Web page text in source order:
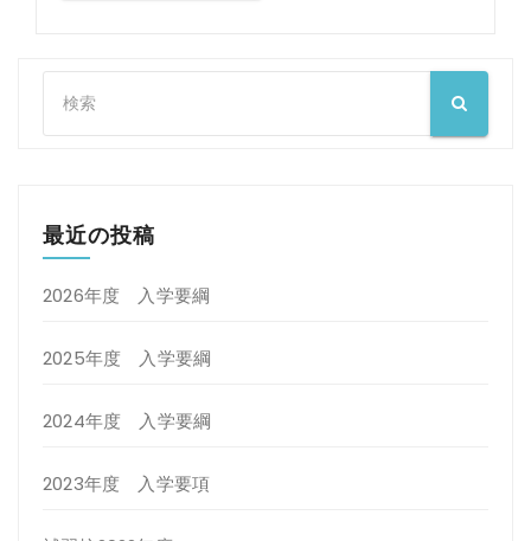
最近の投稿
2026年度 入学要綱
2025年度 入学要綱
2024年度 入学要綱
2023年度 入学要項